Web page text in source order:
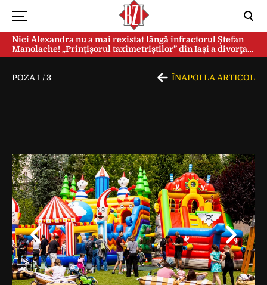
Nici Alexandra nu a mai rezistat lângă infractorul Ștefan
Manolache! „Prințișorul taximetriștilor” din Iași a divorţat
după doi ani de căsnicie
POZA 1 /3 ÎNAPOI LA ARTICOL